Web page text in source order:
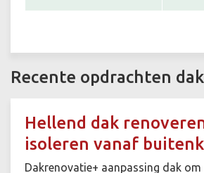
Recente opdrachten
Hellend dak
isoleren vanaf
Dakrenovatie+ aanpassing dak